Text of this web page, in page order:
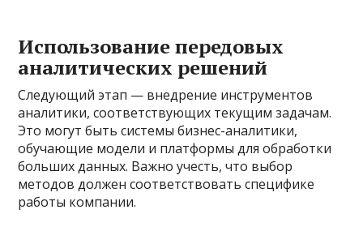
Использование передовых
аналитических решений
Следующий этап — внедрение инструментов
аналитики, соответствующих текущим задачам.
Это могут быть системы бизнес-аналитики,
обучающие модели и платформы для обработки
больших данных. Важно учесть, что выбор
методов должен соответствовать специфике
работы компании.